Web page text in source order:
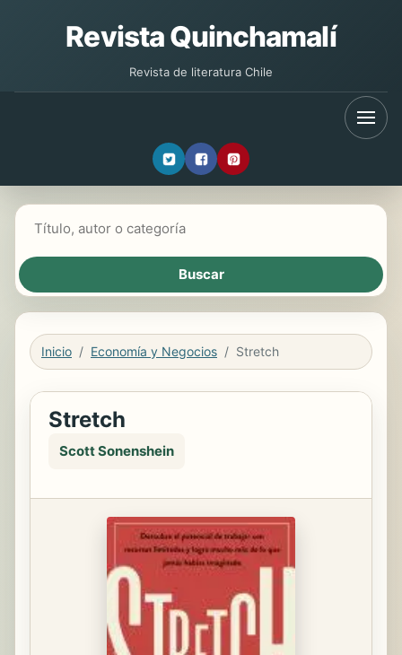
Revista Quinchamalí
Revista de literatura Chile
Inicio Economía y Negocios Stretch
Stretch
Scott Sonenshein